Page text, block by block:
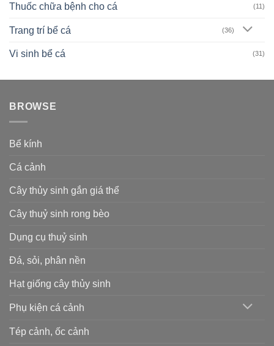
Thuốc chữa bệnh cho cá (11)
Trang trí bể cá (36)
Vi sinh bể cá (31)
BROWSE
Bể kính
Cá cảnh
Cây thủy sinh gắn giá thể
Cây thuỷ sinh rong bèo
Dụng cụ thuỷ sinh
Đá, sỏi, phân nền
Hạt giống cây thủy sinh
Phụ kiện cá cảnh
Tép cảnh, ốc cảnh